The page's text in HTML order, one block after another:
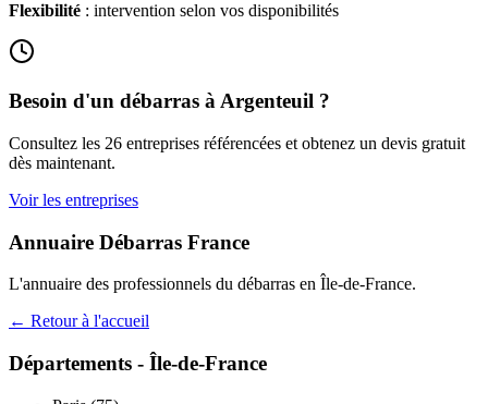
Flexibilité : intervention selon vos disponibilités
Besoin d'un débarras à Argenteuil ?
Consultez les 26 entreprises référencées et obtenez un devis gratuit
dès maintenant.
Voir les entreprises
Annuaire Débarras France
L'annuaire des professionnels du débarras en Île-de-France.
← Retour à l'accueil
Départements - Île-de-France